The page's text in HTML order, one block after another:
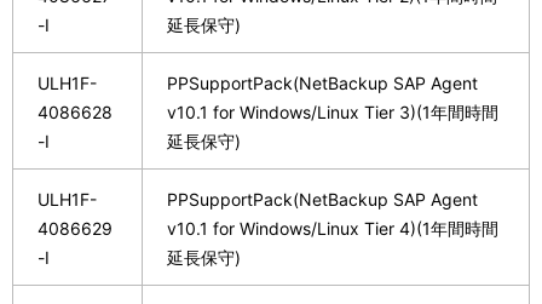
-I
延長保守)
ULH1F-
4086628
-I
PPSupportPack(NetBackup SAP Agent
v10.1 for Windows/Linux Tier 3)(1年間時間
延長保守)
ULH1F-
4086629
-I
PPSupportPack(NetBackup SAP Agent
v10.1 for Windows/Linux Tier 4)(1年間時間
延長保守)